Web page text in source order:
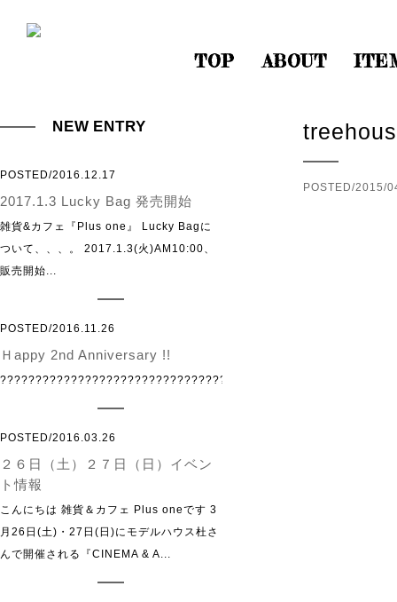
TOP ABOUT
POSTED/2015/
NEW ENTRY
POSTED/2016.12.17
2017.1.3 Lucky Bag 発売開始
雑貨&カフェ『Plus one』 Lucky Bagに
ついて、、、。 2017.1.3(火)AM10:00、
販売開始...
POSTED/2016.11.26
Ｈappy 2nd Anniversary !!
POSTED/2016.03.26
２６日（土）２７日（日）イベン
ト情報
こんにちは 雑貨＆カフェ Plus oneです 3
月26日(土)・27日(日)にモデルハウス杜さ
んで開催される『CINEMA & A...